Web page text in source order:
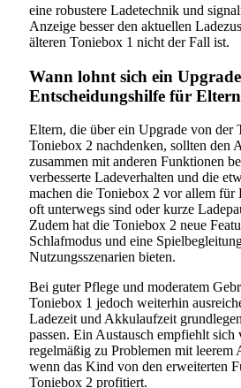
eine robustere Ladetechnik und
Anzeige besser den aktuellen
älteren Toniebox 1 nicht der Fall ist.
Wann lohnt sich ein
Entscheidungshilfe für Eltern
Eltern, die über ein Upgrade von der
Toniebox 2 nachdenken, sollten den
zusammen mit anderen Funktionen
verbesserte Ladeverhalten und die
machen die Toniebox 2 vor allem für
oft unterwegs sind oder kurze
Zudem hat die Toniebox 2 neue
Schlafmodus und eine
Nutzungsszenarien bieten.
Bei guter Pflege und moderatem
Toniebox 1 jedoch weiterhin
Ladezeit und Akkulaufzeit
passen. Ein Austausch empfiehlt sich
regelmäßig zu Problemen mit leerem
wenn das Kind von den erweiterten
Toniebox 2 profitiert.